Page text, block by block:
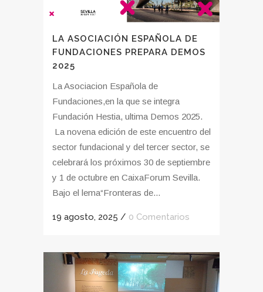
LA ASOCIACIÓN ESPAÑOLA DE
FUNDACIONES PREPARA DEMOS
2025
La Asociacion Española de
Fundaciones,en la que se integra
Fundación Hestia, ultima Demos 2025.
La novena edición de este encuentro del
sector fundacional y del tercer sector, se
celebrará los próximos 30 de septiembre
y 1 de octubre en CaixaForum Sevilla.
Bajo el lema“Fronteras de...
19 agosto, 2025 / 0 Comentarios